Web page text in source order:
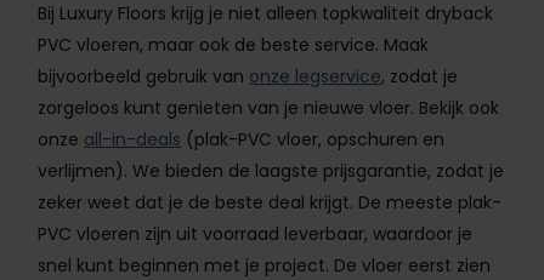
Bij Luxury Floors krijg je niet alleen topkwaliteit dryback
PVC vloeren, maar ook de beste service. Maak
bijvoorbeeld gebruik van onze legservice, zodat je
zorgeloos kunt genieten van je nieuwe vloer. Bekijk ook
onze all-in-deals (plak-PVC vloer, opschuren en
verlijmen). We bieden de laagste prijsgarantie, zodat je
zeker weet dat je de beste deal krijgt. De meeste plak-
PVC vloeren zijn uit voorraad leverbaar, waardoor je
snel kunt beginnen met je project. De vloer eerst zien